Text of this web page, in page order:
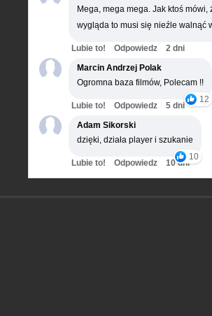
Mega, mega mega. Jak ktoś mówi,
wygląda to musi się nieźle walnąć
Lubie to! Odpowiedz
2 dni
Marcin Andrzej Polak
Ogromna baza filmów, Polecam !!
12
Lubie to! Odpowiedz
5 dni
Adam Sikorski
dzięki, działa player i szukanie
10
Lubie to! Odpowiedz 10 dni